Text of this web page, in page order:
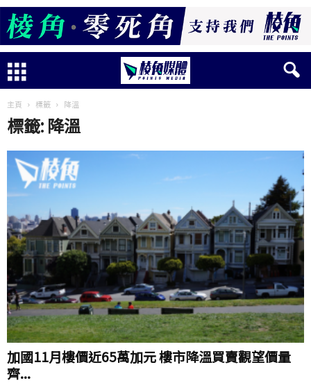
主頁 標籤 降溫
標籤: 降溫
加國11月樓價近65萬加元 樓市降溫買賣觀望價量
齊...